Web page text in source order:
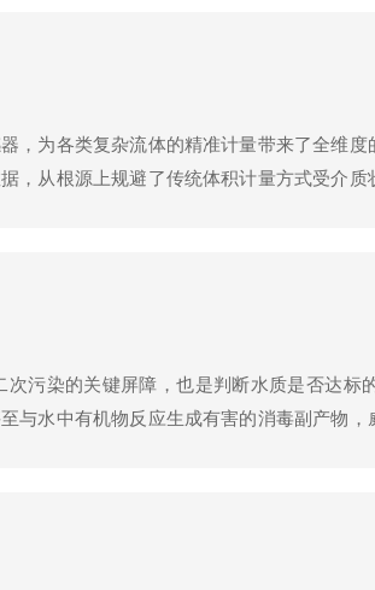
为各类复杂流体的精准计量带来了全维
从根源上规避了传统体积计量方式受介
污染的关键屏障，也是判断水质是否达
水中有机物反应生成有害的消毒副产物